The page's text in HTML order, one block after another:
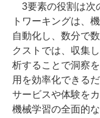
3要素の役割は次
トワーキングは、
自動化し、数分で
クストでは、収集
析することで洞察
用を効率化できる
サービスや体験を
機械学習の全面的